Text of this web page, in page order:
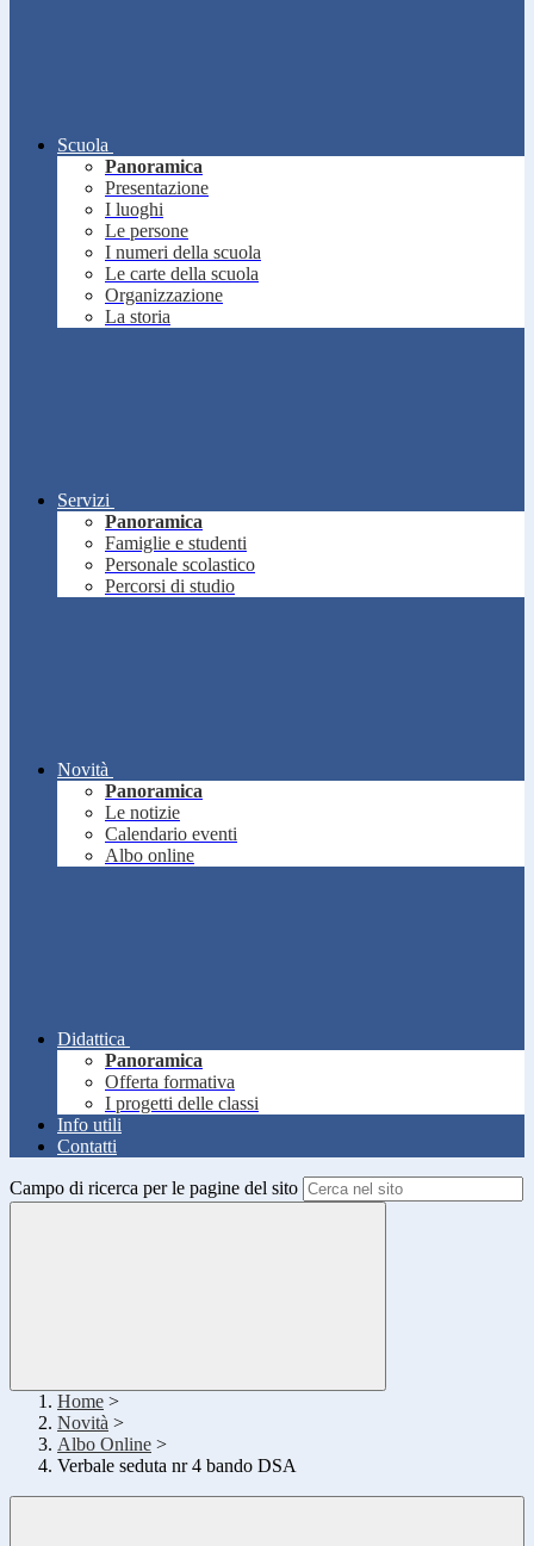
Scuola
Panoramica
Presentazione
I luoghi
Le persone
I numeri della scuola
Le carte della scuola
Organizzazione
La storia
Servizi
Panoramica
Famiglie e studenti
Personale scolastico
Percorsi di studio
Novità
Panoramica
Le notizie
Calendario eventi
Albo online
Didattica
Panoramica
Offerta formativa
I progetti delle classi
Info utili
Contatti
Campo di ricerca per le pagine del sito
Home >
Novità >
Albo Online >
Verbale seduta nr 4 bando DSA